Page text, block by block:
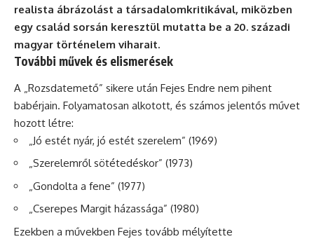
realista ábrázolást a társadalomkritikával, miközben
egy család sorsán keresztül mutatta be a 20. századi
magyar történelem viharait.
További művek és elismerések
A „Rozsdatemető” sikere után Fejes Endre nem pihent
babérjain. Folyamatosan alkotott, és számos jelentős művet
hozott létre:
„Jó estét nyár, jó estét szerelem” (1969)
„Szerelemről sötétedéskor” (1973)
„Gondolta a fene” (1977)
„Cserepes Margit házassága” (1980)
Ezekben a művekben Fejes tovább mélyítette